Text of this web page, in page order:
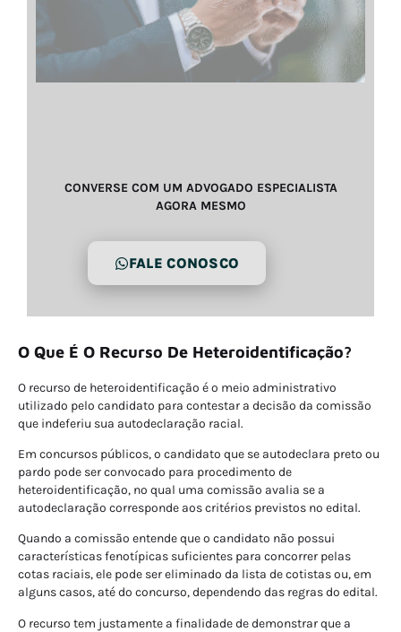
CONVERSE COM UM ADVOGADO ESPECIALISTA
AGORA MESMO
FALE CONOSCO
O Que É O Recurso De Heteroidentificação?
O recurso de heteroidentificação é o meio administrativo
utilizado pelo candidato para contestar a decisão da comissão
que indeferiu sua autodeclaração racial.
Em concursos públicos, o candidato que se autodeclara preto ou
pardo pode ser convocado para procedimento de
heteroidentificação, no qual uma comissão avalia se a
autodeclaração corresponde aos critérios previstos no edital.
Quando a comissão entende que o candidato não possui
características fenotípicas suficientes para concorrer pelas
cotas raciais, ele pode ser eliminado da lista de cotistas ou, em
alguns casos, até do concurso, dependendo das regras do edital.
O recurso tem justamente a finalidade de demonstrar que a